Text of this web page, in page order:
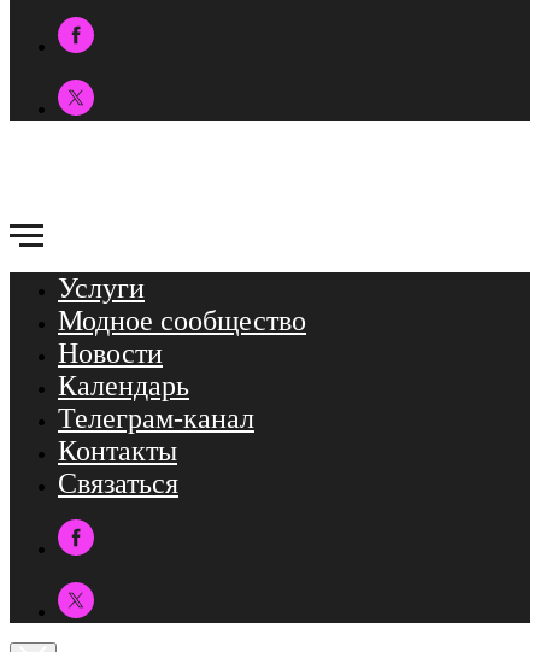
Услуги
Модное сообщество
Новости
Календарь
Телеграм-канал
Контакты
Связаться